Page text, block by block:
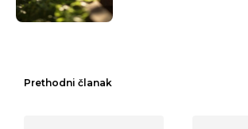
Prethodni članak